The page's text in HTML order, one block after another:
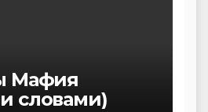
Мафия
словами)